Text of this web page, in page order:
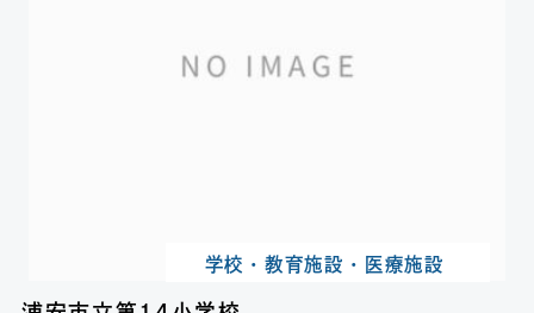
学校・教育施設・医療施設